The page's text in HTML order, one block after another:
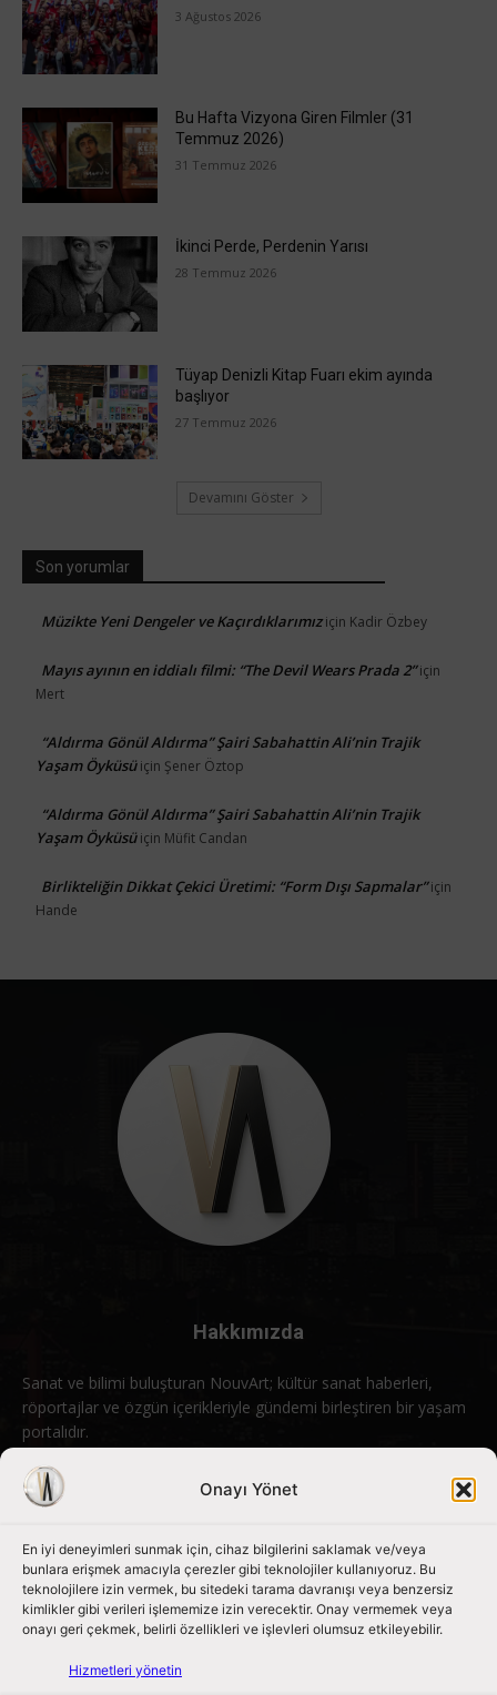
Onayı Yönet
En iyi deneyimleri sunmak için, cihaz bilgilerini saklamak ve/veya
bunlara erişmek amacıyla çerezler gibi teknolojiler kullanıyoruz. Bu
teknolojilere izin vermek, bu sitedeki tarama davranışı veya benzersiz
kimlikler gibi verileri işlememize izin verecektir. Onay vermemek veya
onayı geri çekmek, belirli özellikleri ve işlevleri olumsuz etkileyebilir.
Hizmetleri yönetin
3 Ağustos 2026
Bu Hafta Vizyona Giren Filmler (31
Temmuz 2026)
31 Temmuz 2026
İkinci Perde, Perdenin Yarısı
28 Temmuz 2026
Tüyap Denizli Kitap Fuarı ekim ayında
başlıyor
27 Temmuz 2026
Devamını Göster
Son yorumlar
Müzikte Yeni Dengeler ve Kaçırdıklarımıziçin Kadir Özbey
Mayıs ayının en iddialı filmi: “The Devil Wears Prada 2”için
Mert
“Aldırma Gönül Aldırma” Şairi Sabahattin Ali’nin Trajik
Yaşam Öyküsüiçin Şener Öztop
“Aldırma Gönül Aldırma” Şairi Sabahattin Ali’nin Trajik
Yaşam Öyküsüiçin Müfit Candan
Birlikteliğin Dikkat Çekici Üretimi: “Form Dışı Sapmalar”için
Hande
Hakkımızda
Sanat ve bilimi buluşturan NouvArt; kültür sanat haberleri,
röportajlar ve özgün içerikleriyle gündemi birleştiren bir yaşam
portalıdır.
Bizimle iletişime geçin: info@nouvart.net
Bizi Takip Edin